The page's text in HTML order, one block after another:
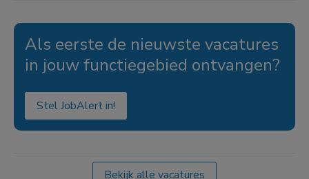
Als eerste de nieuwste vacatures
in jouw functiegebied ontvangen?
Stel JobAlert in!
Bekijk alle vacatures